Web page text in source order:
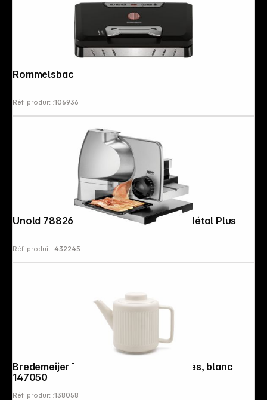
Rommelsbacher VAC 485
Réf. produit :106936
Unold 78826 Trancheuse-coupeuse Métal Plus
Réf. produit :432245
Bredemeijer Théière Skagen 1,2l en grès, blanc
147050
Réf. produit :138058